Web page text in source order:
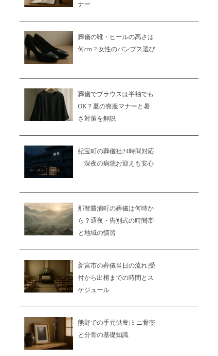
ナー
葬儀の靴・ヒールの高さは
何cm？女性のパンプス選び
葬儀でブラウスは半袖でも
OK？夏の喪服マナーと暑
さ対策を解説
紀宝町の葬儀社24時間対応
｜深夜の病院お迎えも安心
那智勝浦町の葬儀は何時か
ら？通夜・告別式の時間帯
と地域の慣習
新宮市の葬儀当日の流れ|受
付から出棺までの時間とス
ケジュール
熊野での手元供養|ミニ骨壺
と分骨の基礎知識